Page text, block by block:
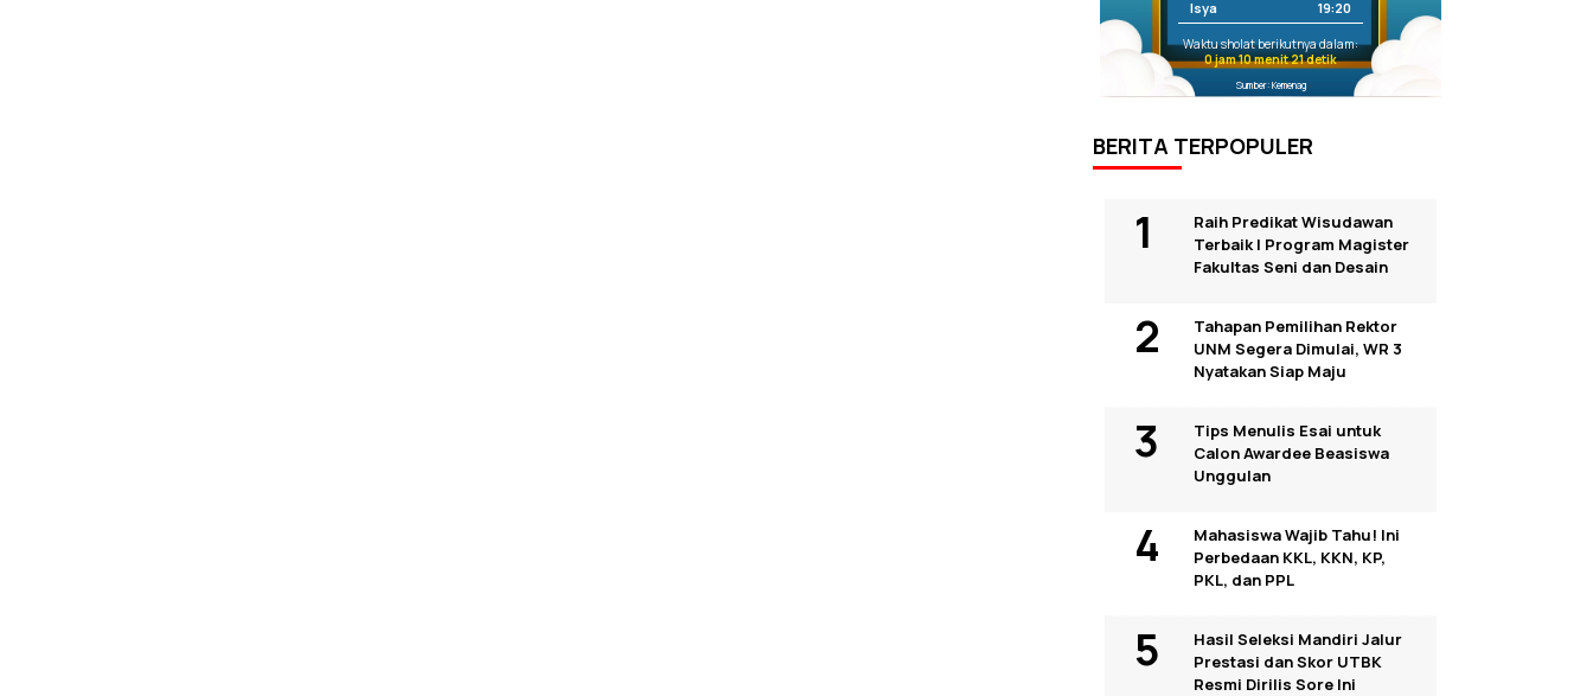
Isya 19:20
Waktu sholat berikutnya dalam:
0 jam 10 menit 20 detik
Sumber: Kemenag
BERITA TERPOPULER
Raih Predikat Wisudawan
Terbaik I Program Magister
Fakultas Seni dan Desain
Tahapan Pemilihan Rektor
UNM Segera Dimulai, WR 3
Nyatakan Siap Maju
Tips Menulis Esai untuk
Calon Awardee Beasiswa
Unggulan
Mahasiswa Wajib Tahu! Ini
Perbedaan KKL, KKN, KP,
PKL, dan PPL
Hasil Seleksi Mandiri Jalur
Prestasi dan Skor UTBK
Resmi Dirilis Sore Ini